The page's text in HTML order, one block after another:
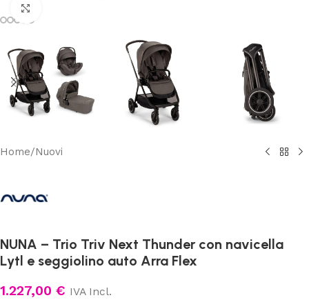
Home/Nuovi
NUNA – Trio Triv Next Thunder con navicella
Lytl e seggiolino auto Arra Flex
1.227,00 € IVA Incl.